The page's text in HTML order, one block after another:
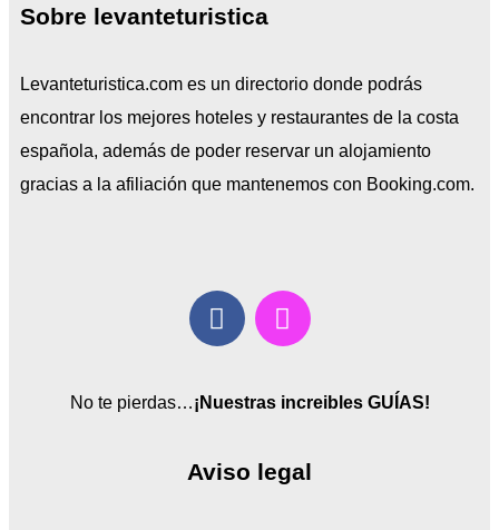
Sobre levanteturistica
Levanteturistica.com es un directorio donde podrás
encontrar los mejores hoteles y restaurantes de la costa
española, además de poder reservar un alojamiento
gracias a la afiliación que mantenemos con Booking.com.
No te pierdas…¡Nuestras increibles GUÍAS!
Aviso legal